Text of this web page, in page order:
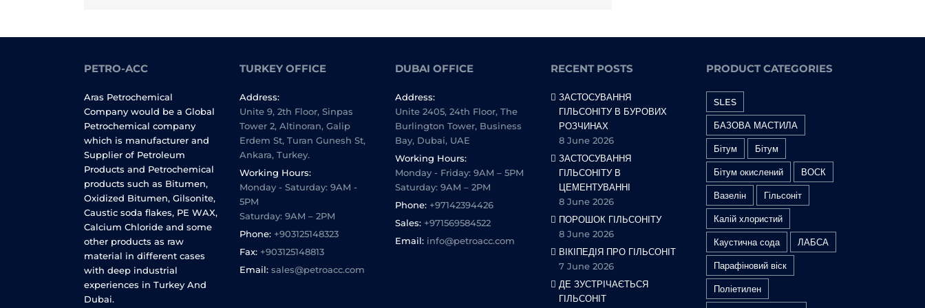
PETRO-ACC
Aras Petrochemical
Company would be a Global
Petrochemical company
which is manufacturer and
Supplier of Petroleum
Products and Petrochemical
products such as Bitumen,
Oxidized Bitumen, Gilsonite,
Caustic soda flakes, PE WAX,
Calcium Chloride and some
other products as raw
material in different cases
with deep industrial
experiences in Turkey And
Dubai.
TURKEY OFFICE
Address:
Unite 9, 2th Floor, Sinpas
Tower 2, Altinoran, Galip
Erdem St, Turan Gunesh St,
Ankara, Turkey.
Working Hours:
Monday - Saturday: 9AM -
5PM
Saturday: 9AM – 2PM
Phone: +903125148323
Fax: +903125148813
Email: sales@petroacc.com
DUBAI OFFICE
Address:
Unite 2405, 24th Floor, The
Burlington Tower, Business
Bay, Dubai, UAE
Working Hours:
Monday - Friday: 9AM – 5PM
Saturday: 9AM – 2PM
Phone: +97142394426
Sales: +971569584522
Email: info@petroacc.com
RECENT POSTS
ЗАСТОСУВАННЯ
ГІЛЬСОНІТУ В БУРОВИХ
РОЗЧИНАХ
8 June 2026
ЗАСТОСУВАННЯ
ГІЛЬСОНІТУ В
ЦЕМЕНТУВАННІ
8 June 2026
ПОРОШОК ГІЛЬСОНІТУ
8 June 2026
ВІКІПЕДІЯ ПРО ГІЛЬСОНІТ
7 June 2026
ДЕ ЗУСТРІЧАЄТЬСЯ
ГІЛЬСОНІТ
PRODUCT CATEGORIES
SLES
БАЗОВА МАСТИЛА
Бітум Бітум
Бітум окислений ВОСК
Вазелін Гільсоніт
Калій хлористий
Каустична сода ЛАБСА
Парафіновий віск
Поліетилен